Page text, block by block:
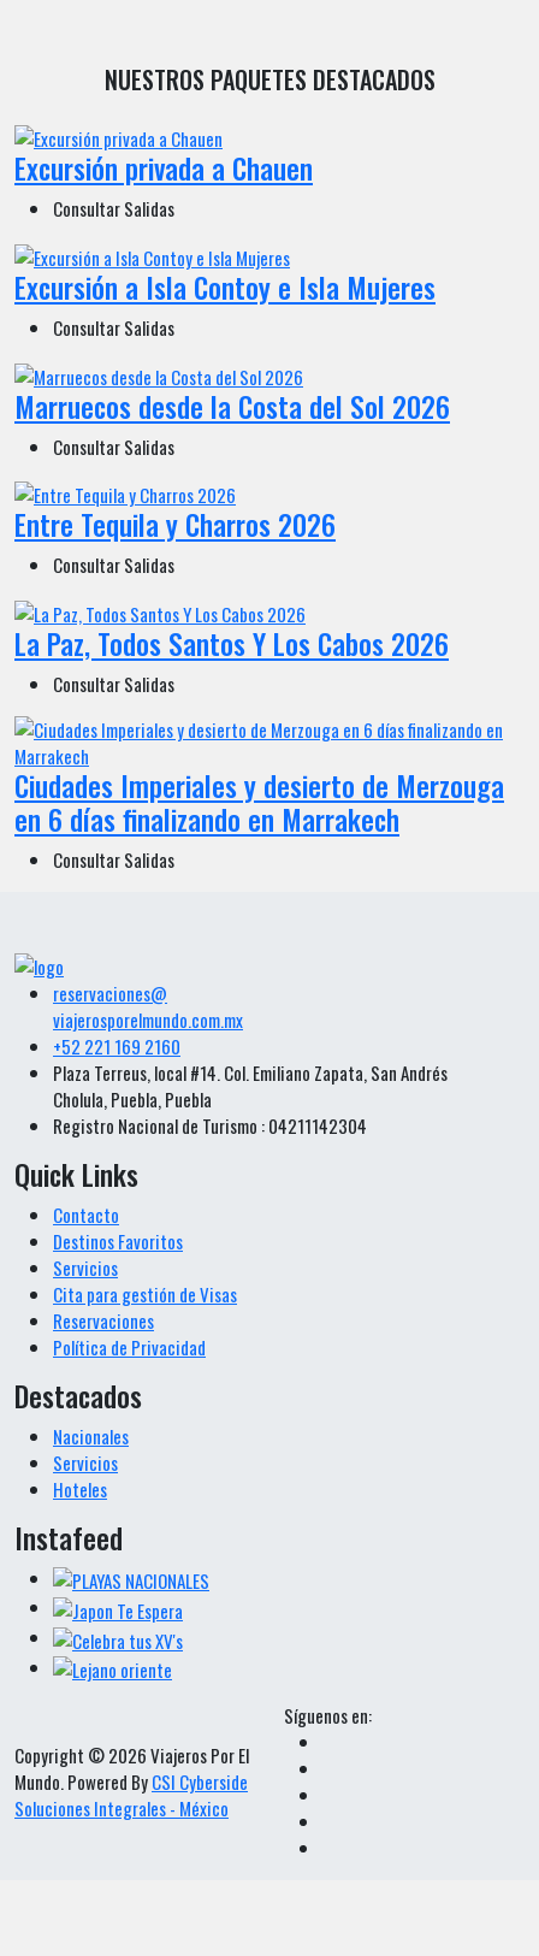
NUESTROS PAQUETES DESTACADOS
Excursión privada a Chauen
Consultar Salidas
Excursión a Isla Contoy e Isla Mujeres
Consultar Salidas
Marruecos desde la Costa del Sol 2026
Consultar Salidas
Entre Tequila y Charros 2026
Consultar Salidas
La Paz, Todos Santos Y Los Cabos 2026
Consultar Salidas
Ciudades Imperiales y desierto de Merzouga
en 6 días finalizando en Marrakech
Consultar Salidas
reservaciones@
viajerosporelmundo.com.mx
+52 221 169 2160
Plaza Terreus, local #14. Col. Emiliano Zapata, San Andrés
Cholula, Puebla, Puebla
Registro Nacional de Turismo : 04211142304
Quick Links
Contacto
Destinos Favoritos
Servicios
Cita para gestión de Visas
Reservaciones
Política de Privacidad
Destacados
Nacionales
Servicios
Hoteles
Instafeed
Copyright © 2026 Viajeros Por El
Mundo. Powered ByCSI Cyberside
Soluciones Integrales - México
Síguenos en: